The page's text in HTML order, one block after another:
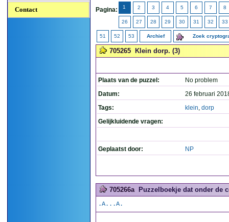
Contact Pagina: 1 2 3 4 5 6 7 8
26 27 28 29 30 31 32 33
51 52 53 Archief Zoek
705265 Klein dorp. (3)
Plaats van de puzzel:
No problem
Datum:
26 februari
Tags:
klein, dorp
Gelijkluidende vragen:
Geplaatst door: NP
705266a Puzzelboekje dat onder de
.A...A.